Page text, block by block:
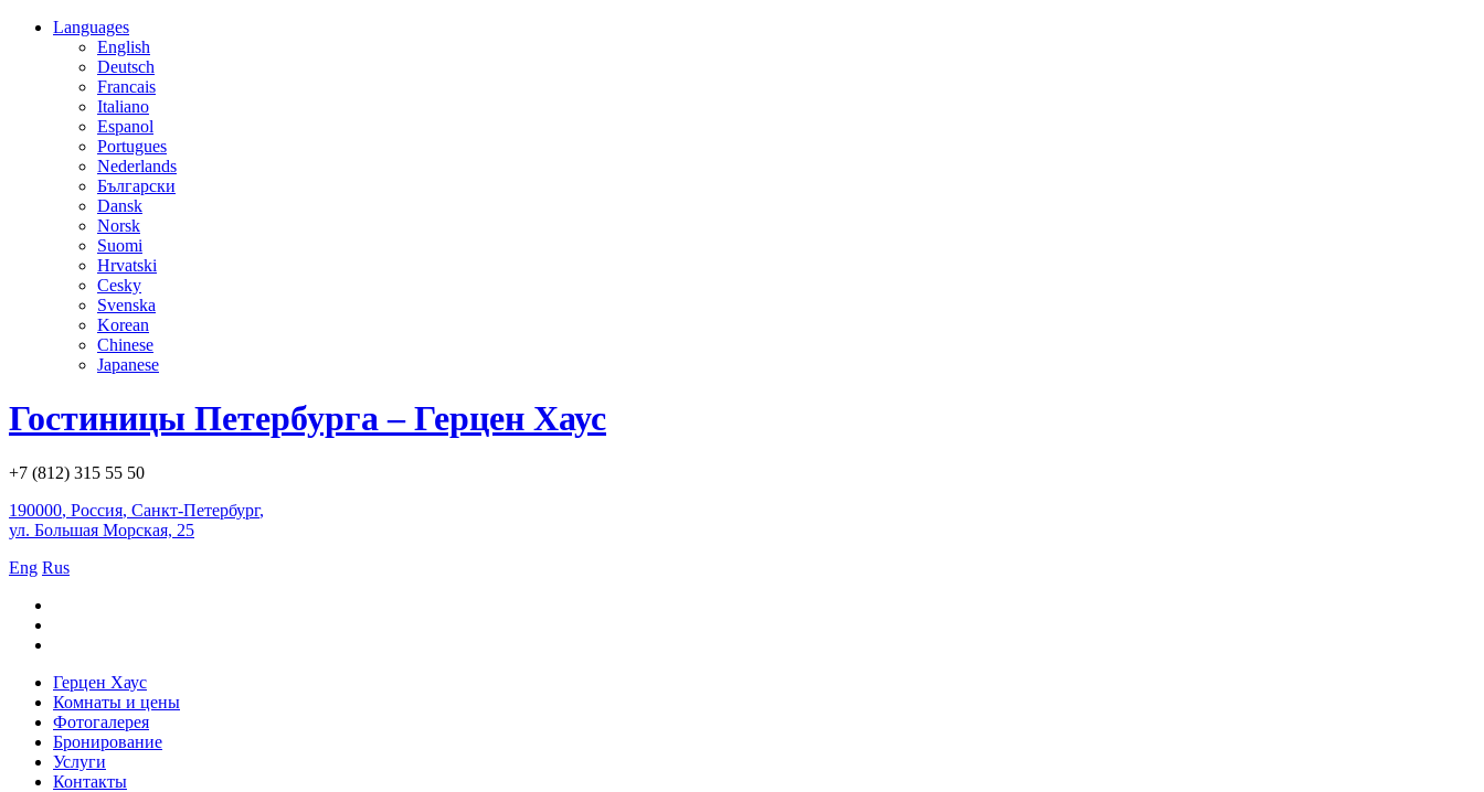
Languages
English
Deutsch
Francais
Italiano
Espanol
Portugues
Nederlands
Български
Dansk
Norsk
Suomi
Hrvatski
Cesky
Svenska
Korean
Chinese
Japanese
Гостиницы Петербурга – Герцен Хаус
+7 (812) 315 55 50
190000, Россия, Санкт-Петербург,
ул. Большая Морская, 25
Eng Rus
Герцен Хаус
Комнаты и цены
Фотогалерея
Бронирование
Услуги
Контакты